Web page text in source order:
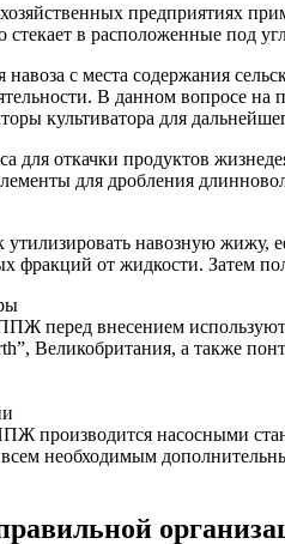
предприятиях
стекает в расположенные под
с места содержания
В данном вопросе
культиватора для
для откачки продуктов
для дробления
утилизировать навозную жижу,
фракций от жидкости. Затем
перед внесением
Великобритания, а также
производится насосными
необходимым